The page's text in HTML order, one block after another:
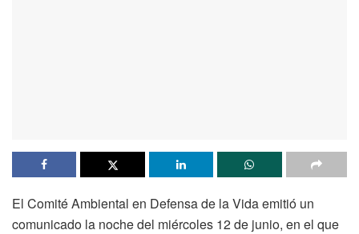
El Comité Ambiental en Defensa de la Vida emitió un
comunicado la noche del miércoles 12 de junio, en el que